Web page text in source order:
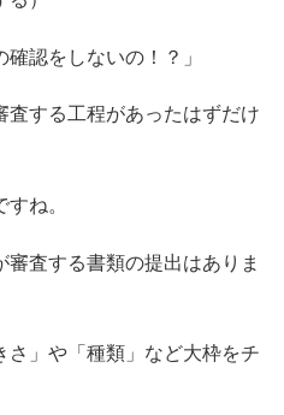
確認をしないの！？」
査する工程があったはずだけ
ね。
審査する書類の提出はありま
さ」や「種類」など大枠をチ